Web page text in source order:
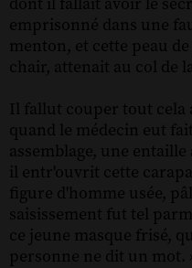
emprisonné dans une
menton, et cette peau
chair, attenait au col de
Il fallut couper tout cela
quand le médecin eut
assemblage, une
il entr'ouvrit cette
figure d'homme usée,
saisissement fut tel
ce jeune masque frisé,
personne ne dit un mot.